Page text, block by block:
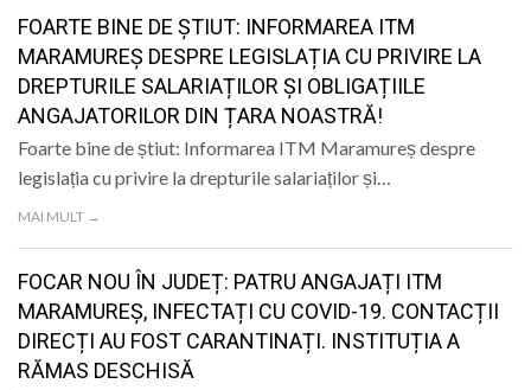
FOARTE BINE DE ȘTIUT: INFORMAREA ITM
MARAMUREȘ DESPRE LEGISLAȚIA CU PRIVIRE LA
DREPTURILE SALARIAȚILOR ȘI OBLIGAȚIILE
ANGAJATORILOR DIN ȚARA NOASTRĂ!
Foarte bine de știut: Informarea ITM Maramureș despre
legislația cu privire la drepturile salariaților și…
MAI MULT →
FOCAR NOU ÎN JUDEȚ: PATRU ANGAJAȚI ITM
MARAMUREȘ, INFECTAȚI CU COVID-19. CONTACȚII
DIRECȚI AU FOST CARANTINAȚI. INSTITUȚIA A
RĂMAS DESCHISĂ